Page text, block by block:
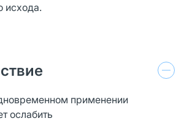
исхода.
применении
ослабить